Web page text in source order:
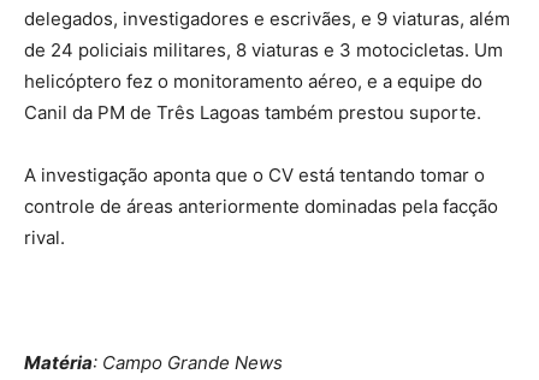
delegados, investigadores e escrivães, e 9 viaturas, além
de 24 policiais militares, 8 viaturas e 3 motocicletas. Um
helicóptero fez o monitoramento aéreo, e a equipe do
Canil da PM de Três Lagoas também prestou suporte.
A investigação aponta que o CV está tentando tomar o
controle de áreas anteriormente dominadas pela facção
rival.
Matéria: Campo Grande News